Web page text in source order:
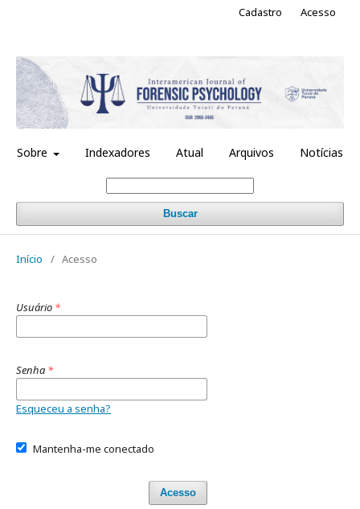
Sobre Indexadores Atual Arquivos Notícias
Buscar
Cadastro Acesso
Início / Acesso
Usuário *
Senha *
Esqueceu a senha?
Mantenha-me conectado
Acesso